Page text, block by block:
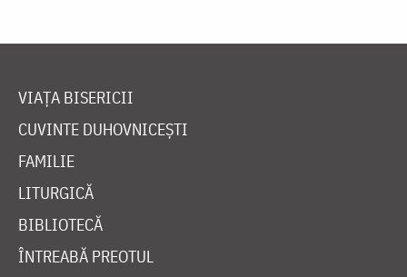
VIAȚA BISERICII
CUVINTE DUHOVNICEȘTI
FAMILIE
LITURGICĂ
BIBLIOTECĂ
ÎNTREABĂ PREOTUL